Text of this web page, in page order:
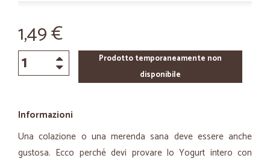
1,49 €
Prodotto temporaneamente non
disponibile
Informazioni
Una colazione o una merenda sana deve essere anche
gustosa. Ecco perché devi provare lo Yogurt intero con